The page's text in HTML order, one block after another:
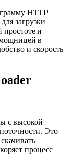
HTTP
загрузки
простоте и
в
и скорость
с высокой
Это
процесс